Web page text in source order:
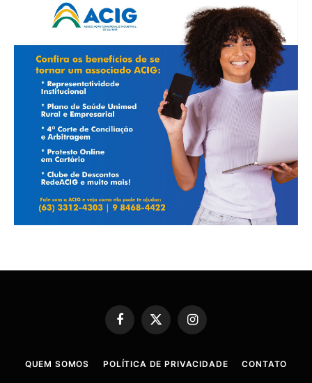
Facebook
X
Instagram
QUEM SOMOS POLÍTICA DE PRIVACIDADE CONTATO